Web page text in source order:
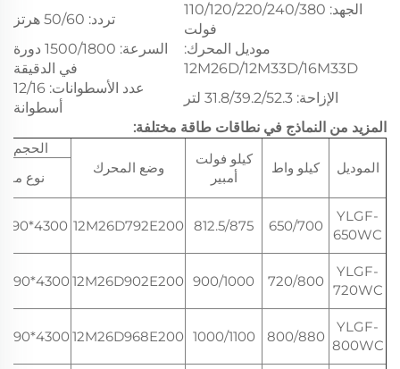
الجهد: 110/120/220/240/380
فولت
تردد: 50/60 هرتز
موديل المحرك:
12M26D/12M33D/16M33D
السرعة: 1500/1800 دورة
في الدقيقة
الإزاحة: 31.8/39.2/52.3 لتر
عدد الأسطوانات: 12/16
أسطوانة
المزيد من النماذج في نطاقات طاقة مختلفة:
الموديل كيلو واط
كيلو فولت
أمبير
وضع المحرك
الحجم
نوع
YLGF-
650WC
650/700
812.5/875
12M26D792E200
4300*1990*2150
YLGF-
720WC
720/800
900/1000
12M26D902E200
4300*1990*2300
YLGF-
800WC
800/880
1000/1100
12M26D968E200
4300*1990*2300